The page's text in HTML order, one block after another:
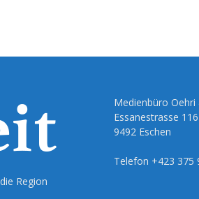
Region
Medienbüro Oehri
Essanestrasse 116
9492 Eschen
Telefon +423 375